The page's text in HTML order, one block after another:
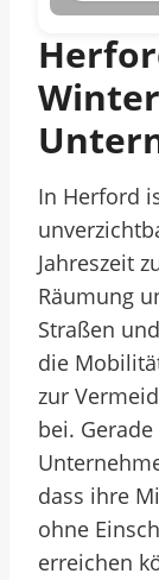
In Herford
Jahreszeit
Räumung
Straßen
die
zur
bei.
dass ihre
ohne
erreichen